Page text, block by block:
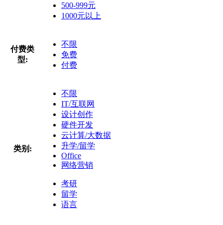
500-999元
1000元以上
付费类
型:
不限
免费
付费
类别:
不限
IT/互联网
设计创作
硬件开发
云计算/大数据
升学/留学
Office
网络营销
考研
留学
语言